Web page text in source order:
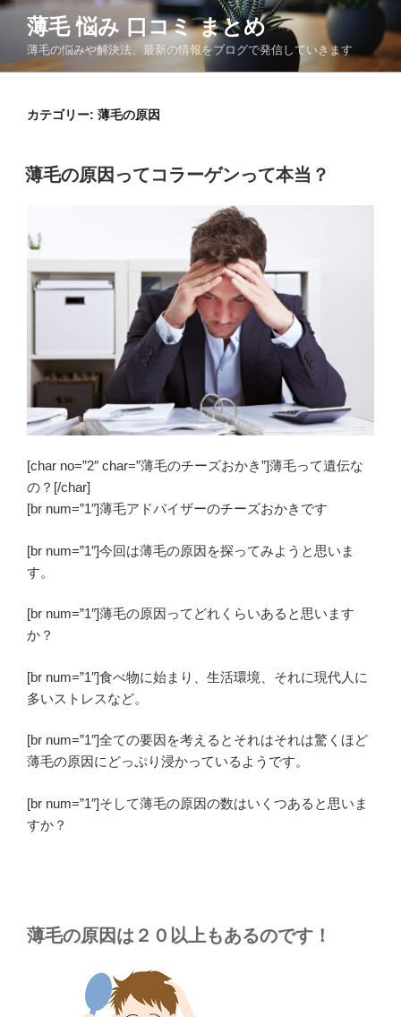
コ
ン
薄毛 悩み 口コミ まとめ
薄毛の悩みや解決法、最新の情報をブログで発信していきます
カテゴリー: 薄毛の原因
投
稿
薄毛の原因ってコラーゲンって本当？
[char no=”2″ char=”薄毛のチーズおかき”]薄毛って遺伝な
の？[/char]
[br num=”1″]薄毛アドバイザーのチーズおかきです
[br num=”1″]今回は薄毛の原因を探ってみようと思いま
す。
[br num=”1″]薄毛の原因ってどれくらいあると思います
か？
[br num=”1″]食べ物に始まり、生活環境、それに現代人に
多いストレスなど。
[br num=”1″]全ての要因を考えるとそれはそれは驚くほど
薄毛の原因にどっぷり浸かっているようです。
[br num=”1″]そして薄毛の原因の数はいくつあると思いま
すか？
薄毛の原因は２０以上もあるのです！